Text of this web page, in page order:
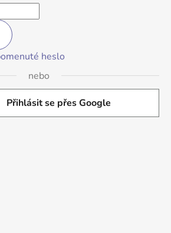
heslo
nebo
Přihlásit se přes Google